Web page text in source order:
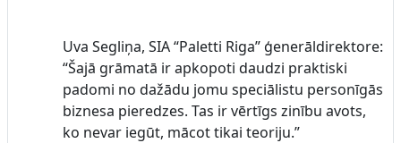
Uva Segliņa, SIA “Paletti Riga” ģenerāldirektore:
“Šajā grāmatā ir apkopoti daudzi praktiski
padomi no dažādu jomu speciālistu personīgās
biznesa pieredzes. Tas ir vērtīgs zinību avots,
ko nevar iegūt, mācot tikai teoriju.”